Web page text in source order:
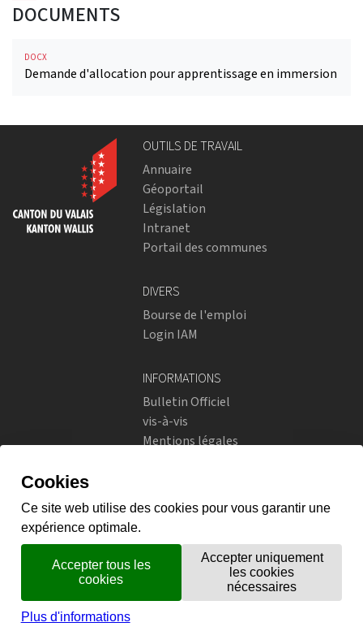
DOCUMENTS
DOCX
Demande d'allocation pour apprentissage en immersion
OUTILS DE TRAVAIL
Annuaire
Géoportail
Législation
Intranet
Portail des communes
DIVERS
Bourse de l'emploi
Login IAM
INFORMATIONS
Bulletin Officiel
vis-à-vis
Mentions légales
Instagram
flickr